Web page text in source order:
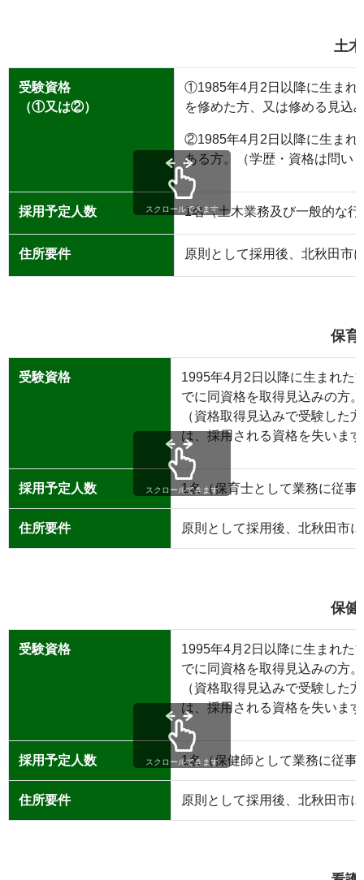
土木
受験資格
（①又は②）
①1985年4月2日以降に生まれ
を修めた方、又は修める見込
②1985年4月2日以降に生まれ
ある方。（学歴・資格は問い
採用予定人数 1名（土木業務及び一般的な
住所要件 原則として採用後、北秋田市
スクロールできます
保育
受験資格
1995年4月2日以降に生まれた
でに同資格を取得見込みの方。
（資格取得見込みで受験した
は、採用される資格を失いま
採用予定人数 1名（保育士として業務に従事
住所要件 原則として採用後、北秋田市
スクロールできます
保健
受験資格
1995年4月2日以降に生まれた
でに同資格を取得見込みの方。
（資格取得見込みで受験した
は、採用される資格を失いま
採用予定人数 1名（保健師として業務に従事
住所要件 原則として採用後、北秋田市
スクロールできます